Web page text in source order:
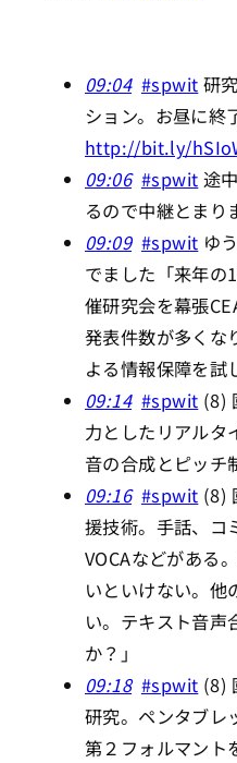
09:04 #spwit 研
ション。お昼に終
http://bit.ly/
09:06 #spwit 途
るので中継とまり
09:09 #spwit ゆ
でました「来年の
催研究会を幕張
発表件数が多くな
よる情報保障を試
09:14 #spwit (8)
力としたリアルタ
音の合成とピッチ
09:16 #spwit (8)
援技術。手話、コ
VOCAなどがある
いといけない。他
い。テキスト音声
か？」
09:18 #spwit (8)
研究。ペンタブレ
第２フォルマント